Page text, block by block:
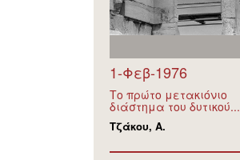
1-Φεβ-1976
Το πρώτο μετακιόνιο
διάστημα του δυτικού...
Τζάκου, Α.